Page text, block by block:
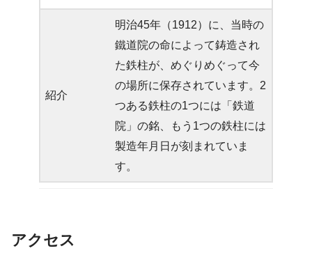
紹介
明治45年（1912）に、当時の
鐵道院の命によって鋳造され
た鉄柱が、めぐりめぐって今
の場所に保存されています。2
つある鉄柱の1つには「鉄道
院」の銘、もう1つの鉄柱には
製造年月日が刻まれていま
す。
アクセス